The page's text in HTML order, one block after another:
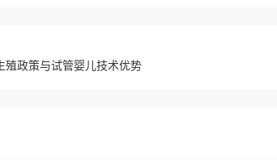
殖政策与试管婴儿技术优势